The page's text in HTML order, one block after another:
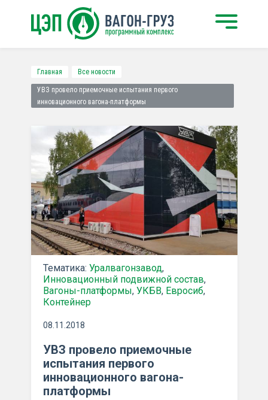
Главная Все новости
УВЗ провело приемочные испытания первого
инновационного вагона-платформы
Тематика: Уралвагонзавод,
Инновационный подвижной состав,
Вагоны-платформы, УКБВ, Евросиб,
Контейнер
08.11.2018
УВЗ провело приемочные
испытания первого
инновационного вагона-
платформы